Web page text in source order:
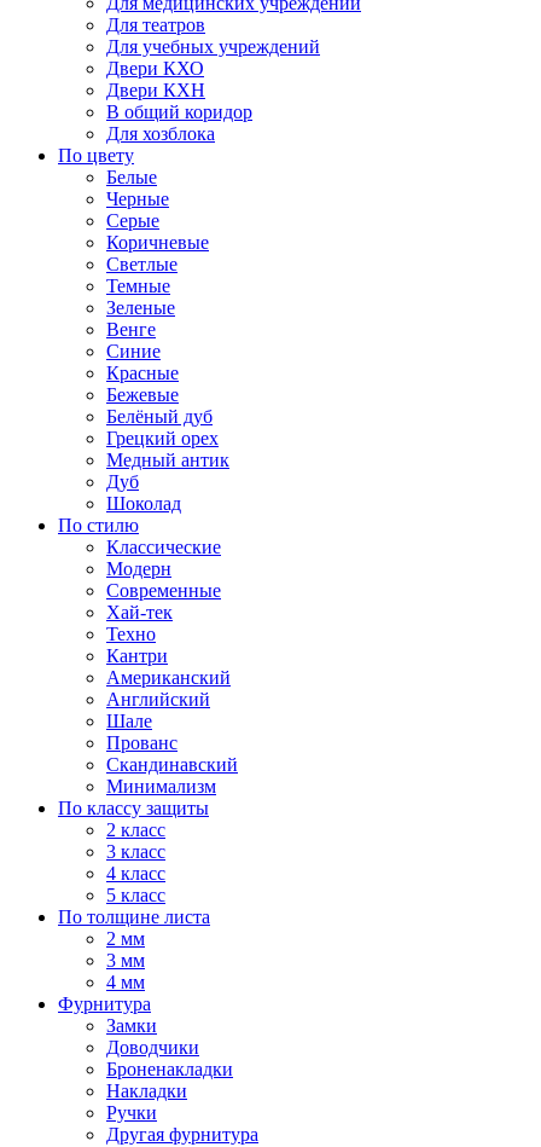
Для театров
Для учебных учреждений
Двери КХО
Двери КХН
В общий коридор
Для хозблока
По цвету
Белые
Черные
Серые
Коричневые
Светлые
Темные
Зеленые
Венге
Синие
Красные
Бежевые
Белёный дуб
Грецкий орех
Медный антик
Дуб
Шоколад
По стилю
Классические
Модерн
Современные
Хай-тек
Техно
Кантри
Американский
Английский
Шале
Прованс
Скандинавский
Минимализм
По классу защиты
2 класс
3 класс
4 класс
5 класс
По толщине листа
2 мм
3 мм
4 мм
Фурнитура
Замки
Доводчики
Броненакладки
Накладки
Ручки
Другая фурнитура